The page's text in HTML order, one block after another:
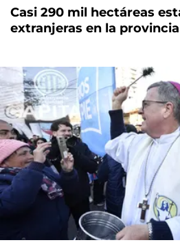
Casi 290 mil hectáreas
extranjeras en la